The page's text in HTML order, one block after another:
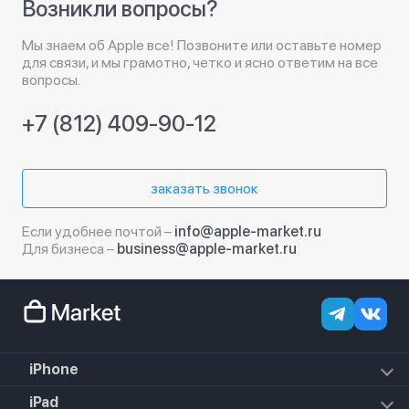
Возникли вопросы?
Мы знаем об Apple все! Позвоните или оставьте номер
для связи, и мы грамотно, четко и ясно ответим на все
вопросы.
+7 (812) 409-90-12
заказать звонок
Если удобнее почтой – info@apple-market.ru
Для бизнеса – business@apple-market.ru
iPhone
iPhone 17e
iPad